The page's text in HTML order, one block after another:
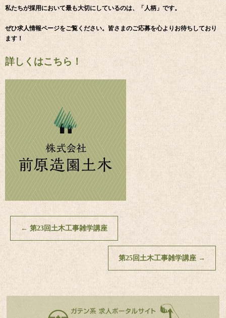
私たちが採用において最も大切にしているのは、「人柄」です。
ぜひ求人情報ページをご覧ください。皆さまのご応募を心よりお待ちしており
ます！
詳しくはこちら！
← 第23回土木工事雑学講座
第25回土木工事雑学講座 →